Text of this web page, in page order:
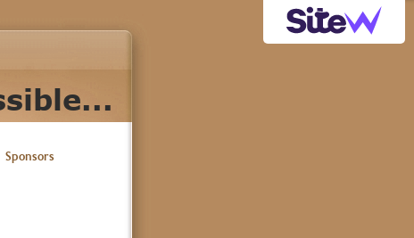
Sponsors